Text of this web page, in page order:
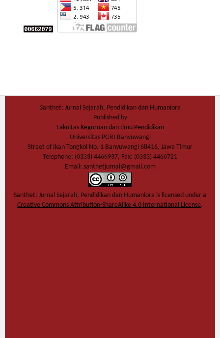
Santhet: Jurnal Sejarah, Pendidikan dan Humaniora
Published by
Fakultas Keguruan dan Ilmu Pendidikan
Universitas PGRI Banyuwangi
Street of Ikan Tongkol No. 1 Banyuwangi 68416, Jawa Timur
Telephone: (0333) 4466937, Fax: (0333) 4466721
Email: santhetjurnal@gmail.com
Santhet: Jurnal Sejarah, Pendidikan dan Humaniora is licensed under a
Creative Commons Attribution-ShareAlike 4.0 International License.